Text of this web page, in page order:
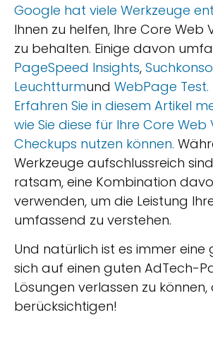
Google hat viele Werkzeuge
Ihnen zu helfen, Ihre Core Web
zu behalten. Einige davon
PageSpeed Insights,
Leuchtturmund WebPage Test.
Erfahren Sie in diesem Artikel
wie Sie diese für Ihre Core Web
Checkups nutzen können.
Werkzeuge aufschlussreich
ratsam, eine Kombination
verwenden, um die Leistung
umfassend zu verstehen.
Und natürlich ist es immer eine
sich auf einen guten AdTech-
Lösungen verlassen zu können,
berücksichtigen!